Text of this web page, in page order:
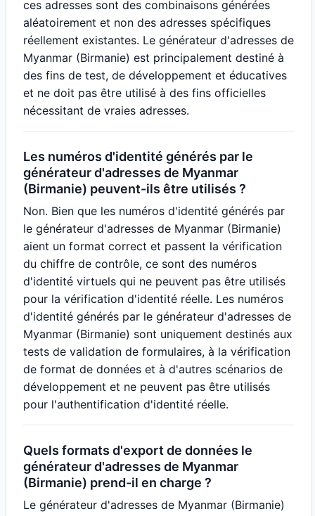
ces adresses sont des combinaisons générées
aléatoirement et non des adresses spécifiques
réellement existantes. Le générateur d'adresses de
Myanmar (Birmanie) est principalement destiné à
des fins de test, de développement et éducatives
et ne doit pas être utilisé à des fins officielles
nécessitant de vraies adresses.
Les numéros d'identité générés par le
générateur d'adresses de Myanmar
(Birmanie) peuvent-ils être utilisés ?
Non. Bien que les numéros d'identité générés par
le générateur d'adresses de Myanmar (Birmanie)
aient un format correct et passent la vérification
du chiffre de contrôle, ce sont des numéros
d'identité virtuels qui ne peuvent pas être utilisés
pour la vérification d'identité réelle. Les numéros
d'identité générés par le générateur d'adresses de
Myanmar (Birmanie) sont uniquement destinés aux
tests de validation de formulaires, à la vérification
de format de données et à d'autres scénarios de
développement et ne peuvent pas être utilisés
pour l'authentification d'identité réelle.
Quels formats d'export de données le
générateur d'adresses de Myanmar
(Birmanie) prend-il en charge ?
Le générateur d'adresses de Myanmar (Birmanie)